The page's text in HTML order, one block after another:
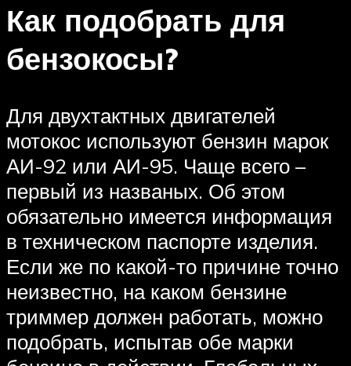
Как подобрать для
бензокосы?
Для двухтактных двигателей
мотокос используют бензин марок
АИ-92 или АИ-95. Чаще всего –
первый из названых. Об этом
обязательно имеется информация
в техническом паспорте изделия.
Если же по какой-то причине точно
неизвестно, на каком бензине
триммер должен работать, можно
подобрать, испытав обе марки